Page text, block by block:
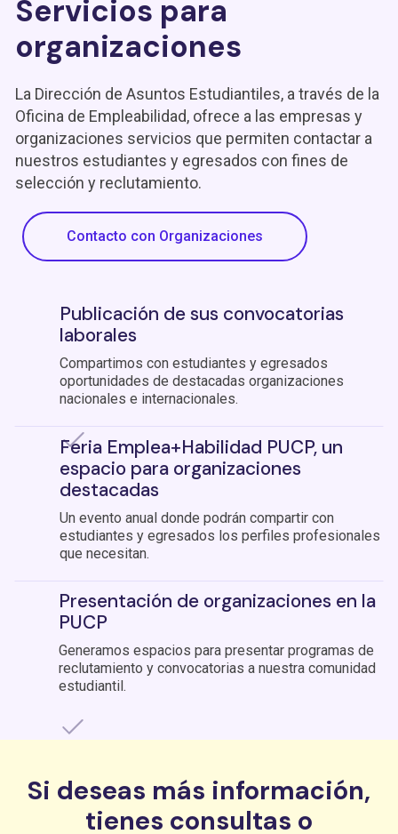
Servicios para
organizaciones
La Dirección de Asuntos Estudiantiles, a través de la
Oficina de Empleabilidad, ofrece a las empresas y
organizaciones servicios que permiten contactar a
nuestros estudiantes y egresados con fines de
selección y reclutamiento.
Contacto con Organizaciones
Publicación de sus convocatorias
laborales
Compartimos con estudiantes y egresados
oportunidades de destacadas organizaciones
nacionales e internacionales.
Feria Emplea+Habilidad PUCP, un
espacio para organizaciones
destacadas
Un evento anual donde podrán compartir con
estudiantes y egresados los perfiles profesionales
que necesitan.
Presentación de organizaciones en la
PUCP
Generamos espacios para presentar programas de
reclutamiento y convocatorias a nuestra comunidad
estudiantil.
Si deseas más información,
tienes consultas o